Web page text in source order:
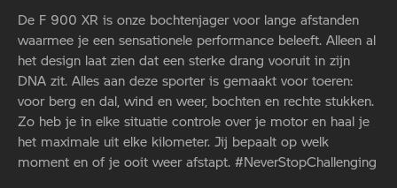
De F 900 XR is onze bochtenjager voor lange afstanden
waarmee je een sensationele performance beleeft. Alleen al
het design laat zien dat een sterke drang vooruit in zijn
DNA zit. Alles aan deze sporter is gemaakt voor toeren:
voor berg en dal, wind en weer, bochten en rechte stukken.
Zo heb je in elke situatie controle over je motor en haal je
het maximale uit elke kilometer. Jij bepaalt op welk
moment en of je ooit weer afstapt. #NeverStopChallenging